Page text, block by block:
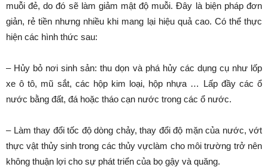
muỗi đẻ, do đó sẽ làm giảm mật độ muỗi. Đây là biện pháp đơn
giản, rẻ tiền nhưng nhiều khi mang lại hiệu quả cao. Có thể thực
hiện các hình thức sau:
– Hủy bỏ nơi sinh sản: thu dọn và phá hủy các dụng cụ như lốp
xe ô tô, mũ sắt, các hộp kim loại, hộp nhựa … Lấp đầy các ổ
nước bằng đất, đá hoặc tháo cạn nước trong các ổ nước.
– Làm thay đổi tốc độ dòng chảy, thay đổi độ mặn của nước, vớt
thực vật thủy sinh trong các thủy vựclàm cho môi trường trở nên
không thuận lợi cho sự phát triển của bọ gậy và quăng.